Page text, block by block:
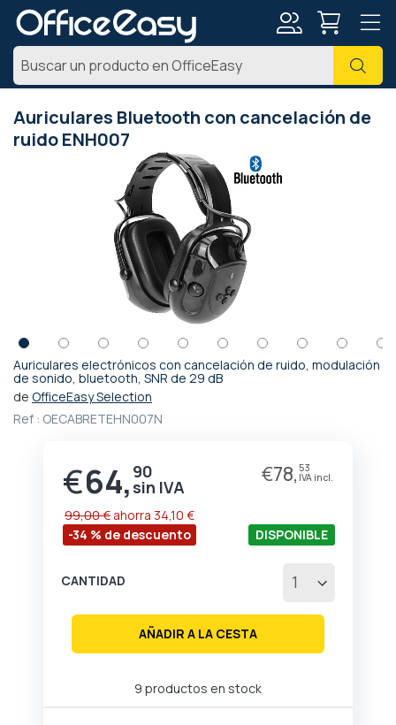
Auriculares Bluetooth con cancelación de
ruido ENH007
Auriculares electrónicos con cancelación de ruido, modulación
de sonido, bluetooth, SNR de 29 dB
de OfficeEasy Selection
Ref : OECABRETEHN007N
Precio
especial
€64, 90 €78, 53
-34 % de descuento
99,00 € ahorra 34,10 €
9 productos en stock
DISPONIBLE
CANTIDAD
AÑADIR A LA CESTA
Saltar
al
de